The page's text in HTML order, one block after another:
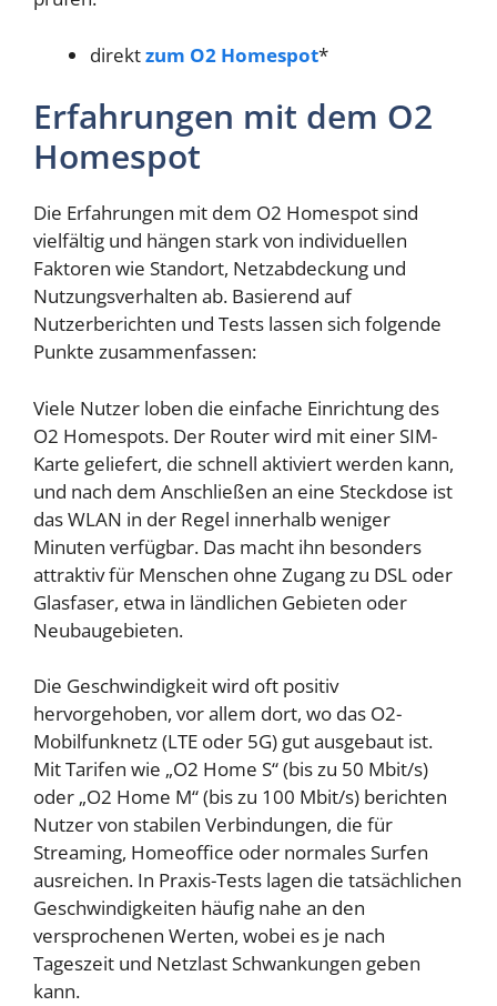
direktzum O2 Homespot*
Erfahrungen mit dem O2
Homespot
Die Erfahrungen mit dem O2 Homespot sind
vielfältig und hängen stark von individuellen
Faktoren wie Standort, Netzabdeckung und
Nutzungsverhalten ab. Basierend auf
Nutzerberichten und Tests lassen sich folgende
Punkte zusammenfassen:
Viele Nutzer loben die einfache Einrichtung des
O2 Homespots. Der Router wird mit einer SIM-
Karte geliefert, die schnell aktiviert werden kann,
und nach dem Anschließen an eine Steckdose ist
das WLAN in der Regel innerhalb weniger
Minuten verfügbar. Das macht ihn besonders
attraktiv für Menschen ohne Zugang zu DSL oder
Glasfaser, etwa in ländlichen Gebieten oder
Neubaugebieten.
Die Geschwindigkeit wird oft positiv
hervorgehoben, vor allem dort, wo das O2-
Mobilfunknetz (LTE oder 5G) gut ausgebaut ist.
Mit Tarifen wie „O2 Home S“ (bis zu 50 Mbit/s)
oder „O2 Home M“ (bis zu 100 Mbit/s) berichten
Nutzer von stabilen Verbindungen, die für
Streaming, Homeoffice oder normales Surfen
ausreichen. In Praxis-Tests lagen die tatsächlichen
Geschwindigkeiten häufig nahe an den
versprochenen Werten, wobei es je nach
Tageszeit und Netzlast Schwankungen geben
kann.